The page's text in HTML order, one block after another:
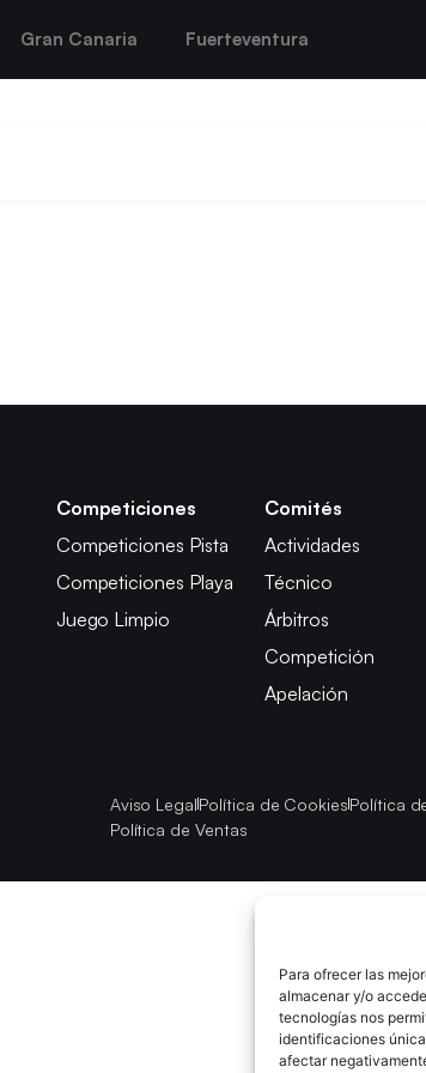
Para ofrecer las
almacenar y/o
tecnologías nos
identificaciones
afectar
Gran Canaria Fuerteventura
Competiciones
Competiciones Pista
Competiciones Playa
Juego Limpio
Comités
Actividades
Técnico
Árbitros
Competición
Apelación
Aviso LegalPolítica de CookiesPolítica
Política de Ventas